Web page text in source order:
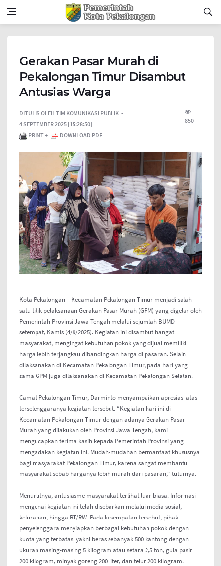
Gerakan Pasar Murah di
Pekalongan Timur Disambut
Antusias Warga
DITULIS OLEH TIM KOMUNIKASI PUBLIK
4 SEPTEMBER 2025 [15:28:50]
850
PRINT +
DOWNLOAD PDF
Kota Pekalongan – Kecamatan Pekalongan Timur menjadi salah
satu titik pelaksanaan Gerakan Pasar Murah (GPM) yang digelar oleh
Pemerintah Provinsi Jawa Tengah melalui sejumlah BUMD
setempat, Kamis (4/9/2025). Kegiatan ini disambut hangat
masyarakat, mengingat kebutuhan pokok yang dijual memiliki
harga lebih terjangkau dibandingkan harga di pasaran. Selain
dilaksanakan di Kecamatan Pekalongan Timur, pada hari yang
sama GPM juga dilaksanakan di Kecamatan Pekalongan Selatan.
Camat Pekalongan Timur, Darminto menyampaikan apresiasi atas
terselenggaranya kegiatan tersebut. “Kegiatan hari ini di
Kecamatan Pekalongan Timur dengan adanya Gerakan Pasar
Murah yang dilakukan oleh Provinsi Jawa Tengah, kami
mengucapkan terima kasih kepada Pemerintah Provinsi yang
mengadakan kegiatan ini. Mudah-mudahan bermanfaat khususnya
bagi masyarakat Pekalongan Timur, karena sangat membantu
masyarakat sebab harganya lebih murah dari pasaran,” tuturnya.
Menurutnya, antusiasme masyarakat terlihat luar biasa. Informasi
mengenai kegiatan ini telah disebarkan melalui media sosial,
kelurahan, hingga RT/RW. Pada kesempatan tersebut, pihak
penyelenggara menyiapkan berbagai kebutuhan pokok dengan
kuota yang terbatas, yakni beras sebanyak 500 kantong dengan
ukuran masing-masing 5 kilogram atau setara 2,5 ton, gula pasir
200 kilogram, minyak goreng 200 liter, dan telur 200 kilogram.